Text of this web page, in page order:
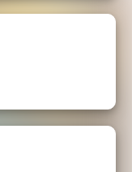
expérience !